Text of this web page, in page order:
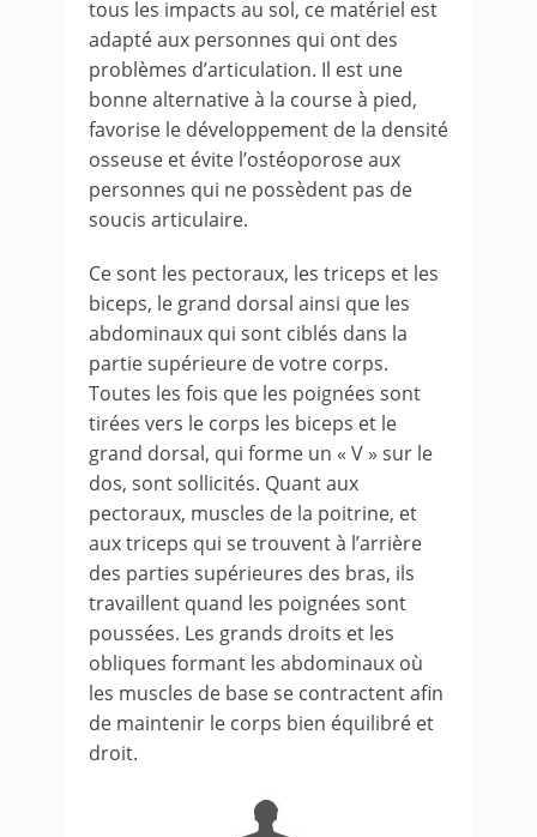
tous les impacts au sol, ce matériel est
adapté aux personnes qui ont des
problèmes d’articulation. Il est une
bonne alternative à la course à pied,
favorise le développement de la densité
osseuse et évite l’ostéoporose aux
personnes qui ne possèdent pas de
soucis articulaire.
Ce sont les pectoraux, les triceps et les
biceps, le grand dorsal ainsi que les
abdominaux qui sont ciblés dans la
partie supérieure de votre corps.
Toutes les fois que les poignées sont
tirées vers le corps les biceps et le
grand dorsal, qui forme un « V » sur le
dos, sont sollicités. Quant aux
pectoraux, muscles de la poitrine, et
aux triceps qui se trouvent à l’arrière
des parties supérieures des bras, ils
travaillent quand les poignées sont
poussées. Les grands droits et les
obliques formant les abdominaux où
les muscles de base se contractent afin
de maintenir le corps bien équilibré et
droit.